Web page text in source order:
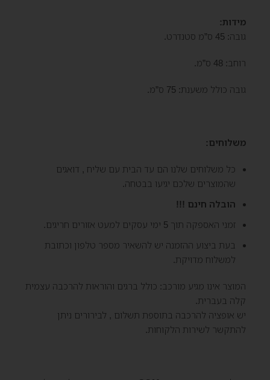
מידות:
גובה: 45 ס”מ סטנדרט.
רוחב: 48 ס”מ.
גובה כולל משענת: 75 ס”מ.
משלוחים:
כל משלוחים שלנו הם עד הבית עם שליח , דואגים
שהמוצרים שלכם יגיעו בבטחה.
הובלה חינם !!!
זמני האספקה תוך 5 ימי עסקים למעט אזורים חריגים.
בעת ביצוע ההזמנה יש להשאיר מספר טלפון וכתובת
למשלוח מדויקת.
המוצר אינו מגיע מורכב: כולל ברגים והוראות להרכבה עצמית
קלה בעברית.
יש אופציה להרכבה בתוספת תשלום , לבירורים ניתן
להתקשר לשירות הלקוחות.